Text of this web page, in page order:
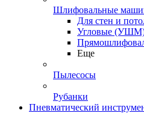
Шлифовальные
Для стен и
Угловые
Еще
Пылесосы
Рубанки
Пневматический